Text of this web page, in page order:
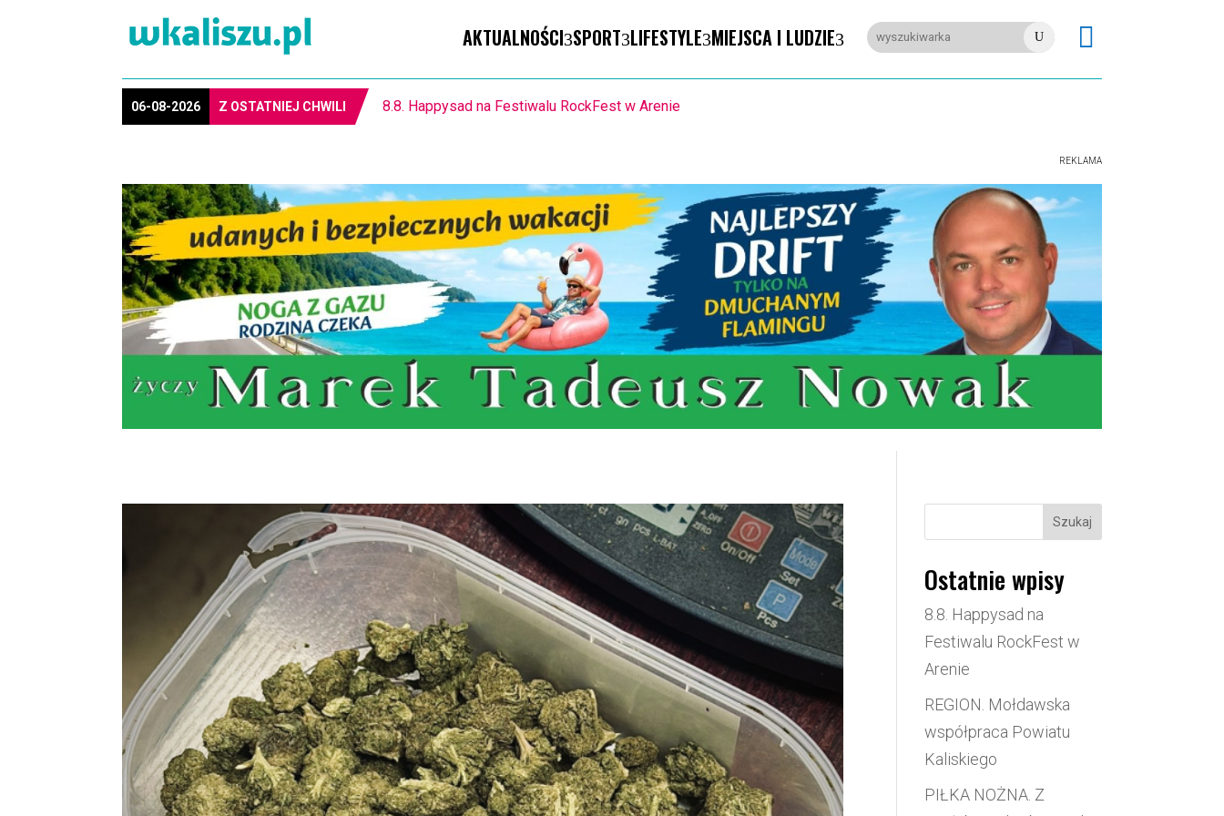
AKTUALNOŚCI SPORT LIFESTYLE MIEJSCA I LUDZIE U 
06-08-2026 Z OSTATNIEJ CHWILI REGION. Mołdawska współpraca Powiatu Kaliskiego
REKLAMA
Szukaj
Ostatnie wpisy
8.8. Happysad na
Festiwalu RockFest w
Arenie
REGION. Mołdawska
współpraca Powiatu
Kaliskiego
PIŁKA NOŻNA. Z